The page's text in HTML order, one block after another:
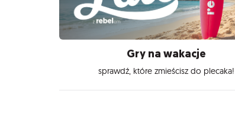
Gry na wakacje
sprawdź, które zmieścisz do plecaka!